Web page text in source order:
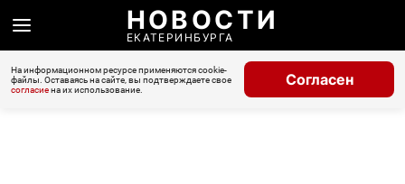
НОВОСТИ
ЕКАТЕРИНБУРГА
На информационном ресурсе применяются cookie-
файлы. Оставаясь на сайте, вы подтверждаете свое
согласиена их использование.
Согласен